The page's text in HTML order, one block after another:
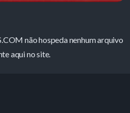
não hospeda nenhum arquivo
aqui no site.